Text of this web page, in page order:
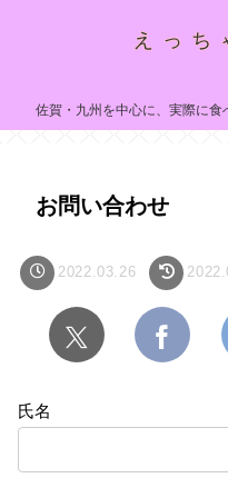
えっち
佐賀・九州を中心に、実際に食
お問い合わせ
2022.03.26
氏名